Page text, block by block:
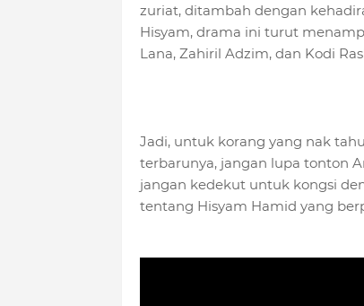
zuriat, ditambah dengan
Hisyam, drama ini turut
Lana, Zahiril Adzim, dan Kodi
Jadi, untuk korang yang nak
terbarunya, jangan lupa tonton
jangan kedekut untuk kongsi
tentang Hisyam Hamid yang